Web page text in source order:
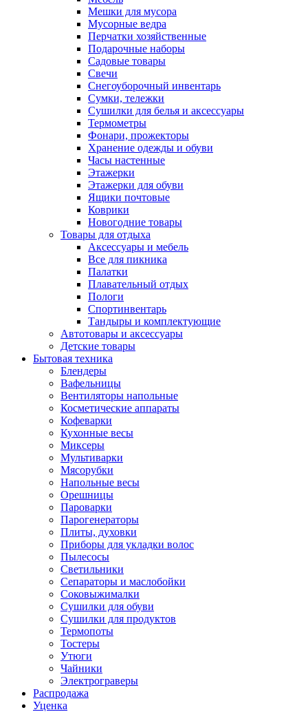
Мешки для мусора
Мусорные ведра
Перчатки хозяйственные
Подарочные наборы
Садовые товары
Свечи
Снегоуборочный инвентарь
Сумки, тележки
Сушилки для белья и аксессуары
Термометры
Фонари, прожекторы
Хранение одежды и обуви
Часы настенные
Этажерки
Этажерки для обуви
Ящики почтовые
Коврики
Новогодние товары
Товары для отдыха
Аксессуары и мебель
Все для пикника
Палатки
Плавательный отдых
Пологи
Спортинвентарь
Тандыры и комплектующие
Автотовары и аксессуары
Детские товары
Бытовая техника
Блендеры
Вафельницы
Вентиляторы напольные
Косметические аппараты
Кофеварки
Кухонные весы
Миксеры
Мультиварки
Мясорубки
Напольные весы
Орешницы
Пароварки
Парогенераторы
Плиты, духовки
Приборы для укладки волос
Пылесосы
Светильники
Сепараторы и маслобойки
Соковыжималки
Сушилки для обуви
Сушилки для продуктов
Термопоты
Тостеры
Утюги
Чайники
Электрограверы
Распродажа
Уценка